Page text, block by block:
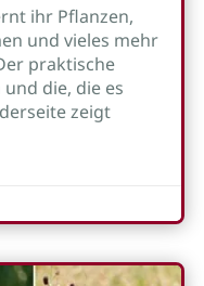
ihr Pflanzen,
und vieles mehr
praktische
die, die es
zeigt